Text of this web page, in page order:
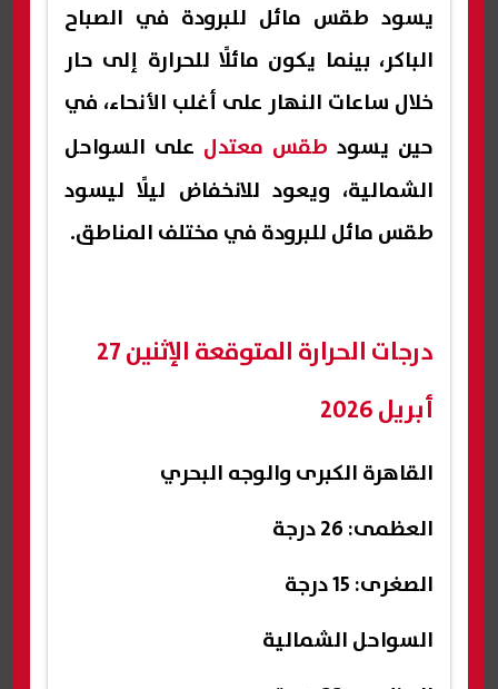
يسود طقس مائل للبرودة في الصباح
الباكر، بينما يكون مائلًا للحرارة إلى حار
خلال ساعات النهار على أغلب الأنحاء، في
حين يسود طقس معتدل على السواحل
الشمالية، ويعود للانخفاض ليلًا ليسود
طقس مائل للبرودة في مختلف المناطق.
درجات الحرارة المتوقعة الإثنين 27
أبريل 2026
القاهرة الكبرى والوجه البحري
العظمى: 26 درجة
الصغرى: 15 درجة
السواحل الشمالية